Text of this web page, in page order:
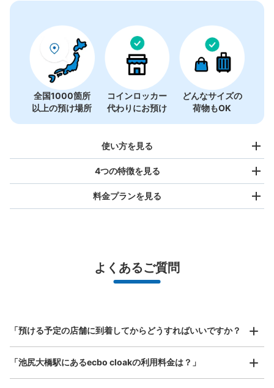
全国1000箇所
以上の預け場所
コインロッカー
代わりにお預け
どんなサイズの
荷物もOK
使い方を見る
スマホからお店と日時を
指定して事前予約
4つの特徴を見る
全国1,000箇所以上と提携
料金プランを見る
最大辺が45cm未満の大きさのお荷物（リュック、ハンド
バッグ、お手荷物など）
¥800/ 日
器、ベビーカーなど）
よくあるご質問
「預ける予定の店舗に到着してからどうすればいいですか？
「池尻大橋駅にあるecbo cloakの利用料金は？」